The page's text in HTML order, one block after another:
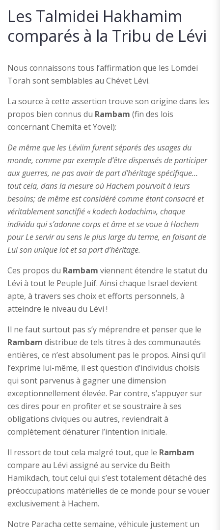
Les Talmidei Hakhamim
comparés à la Tribu de Lévi
Nous connaissons tous l’affirmation que les Lomdei
Torah sont semblables au Chévet Lévi.
La source à cette assertion trouve son origine dans les
propos bien connus du Rambam (fin des lois
concernant Chemita et Yovel):
De même que les Léviim furent séparés des usages du
monde, comme par exemple d’être dispensés de participer
aux guerres, ne pas avoir de part d’héritage spécifique…
tout cela, dans la mesure où Hachem pourvoit à leurs
besoins; de même est considéré comme étant consacré et
véritablement sanctifié « kodech kodachim», chaque
individu qui s’adonne corps et âme et se voue à Hachem
pour Le servir au sens le plus large du terme, en faisant de
Lui son unique lot et sa part d’héritage.
Ces propos du Rambam viennent étendre le statut du
Lévi à tout le Peuple Juif. Ainsi chaque Israel devient
apte, à travers ses choix et efforts personnels, à
atteindre le niveau du Lévi !
Il ne faut surtout pas s’y méprendre et penser que le
Rambam distribue de tels titres à des communautés
entières, ce n’est absolument pas le propos. Ainsi qu’il
l’exprime lui-même, il est question d’individus choisis
qui sont parvenus à gagner une dimension
exceptionnellement élevée. Par contre, s’appuyer sur
ces dires pour en profiter et se soustraire à ses
obligations civiques ou autres, reviendrait à
complètement dénaturer l’intention initiale.
Il ressort de tout cela malgré tout, que le Rambam
compare au Lévi assigné au service du Beith
Hamikdach, tout celui qui s’est totalement détaché des
préoccupations matérielles de ce monde pour se vouer
exclusivement à Hachem.
Notre Paracha cette semaine, véhicule justement un